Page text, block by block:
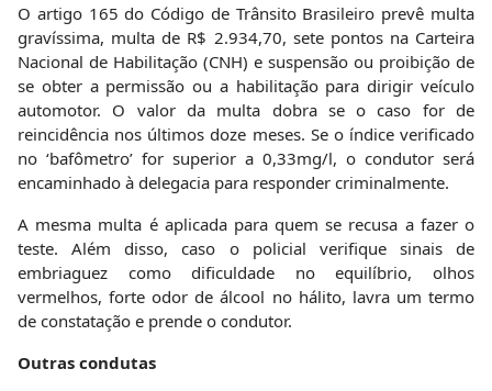
O artigo 165 do Código de Trânsito Brasileiro prevê multa
gravíssima, multa de R$ 2.934,70, sete pontos na Carteira
Nacional de Habilitação (CNH) e suspensão ou proibição de
se obter a permissão ou a habilitação para dirigir veículo
automotor. O valor da multa dobra se o caso for de
reincidência nos últimos doze meses. Se o índice verificado
no ‘bafômetro’ for superior a 0,33mg/l, o condutor será
encaminhado à delegacia para responder criminalmente.
A mesma multa é aplicada para quem se recusa a fazer o
teste. Além disso, caso o policial verifique sinais de
embriaguez como dificuldade no equilíbrio, olhos
vermelhos, forte odor de álcool no hálito, lavra um termo
de constatação e prende o condutor.
Outras condutas